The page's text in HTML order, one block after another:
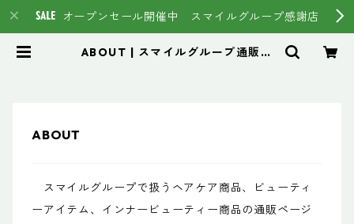
オープンセール開催中 スマイルグループ感謝店
ABOUT | スマイルグループ通販ペ
ABOUT
スマイルグループで扱うヘアケア商品、ビューティ
ーアイテム、インナービューティー商品の通販ページ